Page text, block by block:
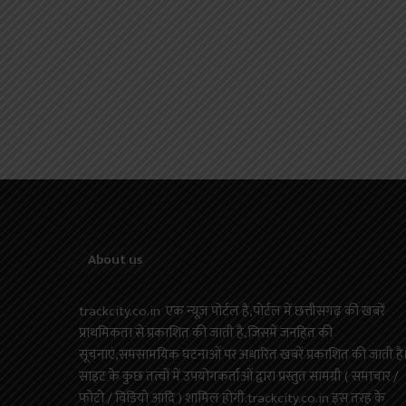
About us
trackcity.co.in एक न्यूज़ पोर्टल है,पोर्टल में छत्तीसगढ़ की खबरें
प्राथमिकता से प्रकाशित की जाती है,जिसमें जनहित की
सूचनाएं,समसामयिक घटनाओं पर अधारित खबरें प्रकाशित की जाती
साइट के कुछ तत्वों में उपयोगकर्ताओं द्वारा प्रस्तुत सामग्री ( समाचार /
फोटो / विडियो आदि ) शामिल होगी.trackcity.co.in इस तरह के